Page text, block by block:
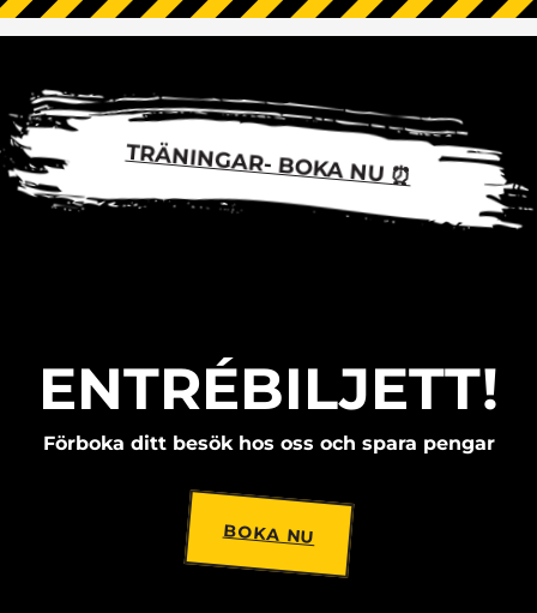
TRÄNINGAR- BOKA NU ⏰
ENTRÉBILJETT!
Förboka ditt besök hos oss och spara pengar
BOKA NU